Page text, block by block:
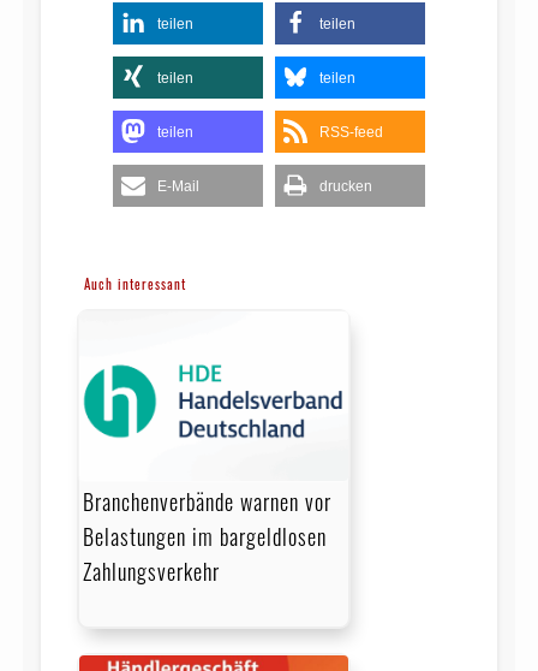
teilen teilen
teilen teilen
teilen RSS-feed
E-Mail drucken
Auch interessant
Branchenverbände warnen vor
Belastungen im bargeldlosen
Zahlungsverkehr